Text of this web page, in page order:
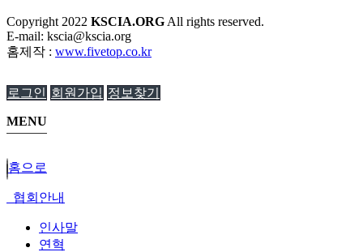
Copyright 2022 KSCIA.ORG All rights reserved.
E-mail: kscia@kscia.org
홈제작 : www.fivetop.co.kr
로그인 회원가입 정보찾기
MENU
홈으로
협회안내
인사말
연혁